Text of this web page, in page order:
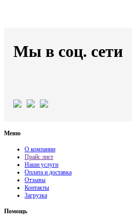
Мы в соц. сети
Меню
О компании
Прайс лист
Наши услуги
Оплата и доставка
Отзывы
Контакты
Загрузка
Помощь